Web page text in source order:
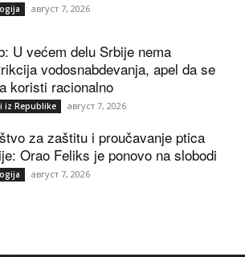
август 7, 2026
U većem delu Srbije nema
vodosnabdevanja, apel da se
koristi racionalno
iz Republike август 7, 2026
za zaštitu i proučavanje ptica
Orao Feliks je ponovo na slobodi
август 7, 2026